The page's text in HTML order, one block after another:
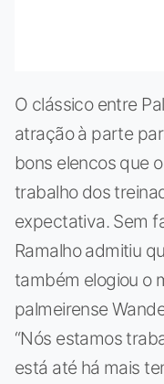
O clássico entre
atração à parte
bons elencos que
trabalho dos
expectativa. Sem
Ramalho admitiu
também elogiou o
palmeirense
“Nós estamos
está até há mais